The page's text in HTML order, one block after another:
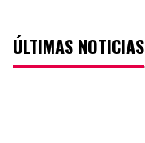
ÚLTIMAS NOTICIAS